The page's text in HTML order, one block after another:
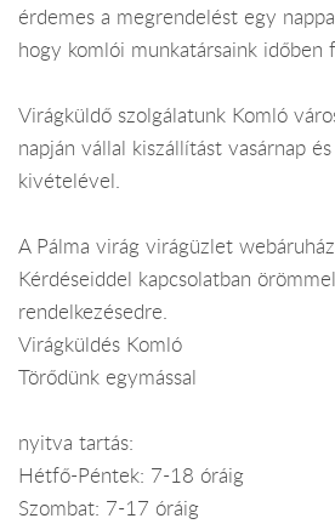
érdemes a megrendelést egy
hogy komlói munkatársaink időben
Virágküldő szolgálatunk Komló
napján vállal kiszállítást vasárnap
kivételével.
A Pálma virág virágüzlet
Kérdéseiddel kapcsolatban
rendelkezésedre.
Virágküldés Komló
Törődünk egymással
nyitva tartás:
Hétfő-Péntek: 7-18 óráig
Szombat: 7-17 óráig